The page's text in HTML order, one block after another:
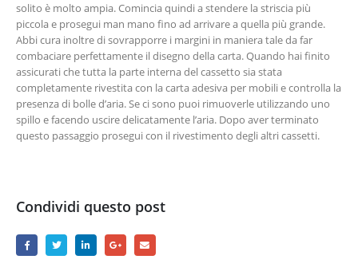
solito è molto ampia. Comincia quindi a stendere la striscia più
piccola e prosegui man mano fino ad arrivare a quella più grande.
Abbi cura inoltre di sovrapporre i margini in maniera tale da far
combaciare perfettamente il disegno della carta. Quando hai finito
assicurati che tutta la parte interna del cassetto sia stata
completamente rivestita con la carta adesiva per mobili e controlla la
presenza di bolle d’aria. Se ci sono puoi rimuoverle utilizzando uno
spillo e facendo uscire delicatamente l’aria. Dopo aver terminato
questo passaggio prosegui con il rivestimento degli altri cassetti.
Condividi questo post